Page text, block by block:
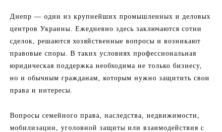
Днепр — один из крупнейших промышленных и деловых
центров Украины. Ежедневно здесь заключаются сотни
сделок, решаются хозяйственные вопросы и возникают
правовые споры. В таких условиях профессиональная
юридическая поддержка необходима не только бизнесу,
но и обычным гражданам, которым нужно защитить свои
права и интересы.
Вопросы семейного права, наследства, недвижимости,
мобилизации, уголовной защиты или взаимодействия с